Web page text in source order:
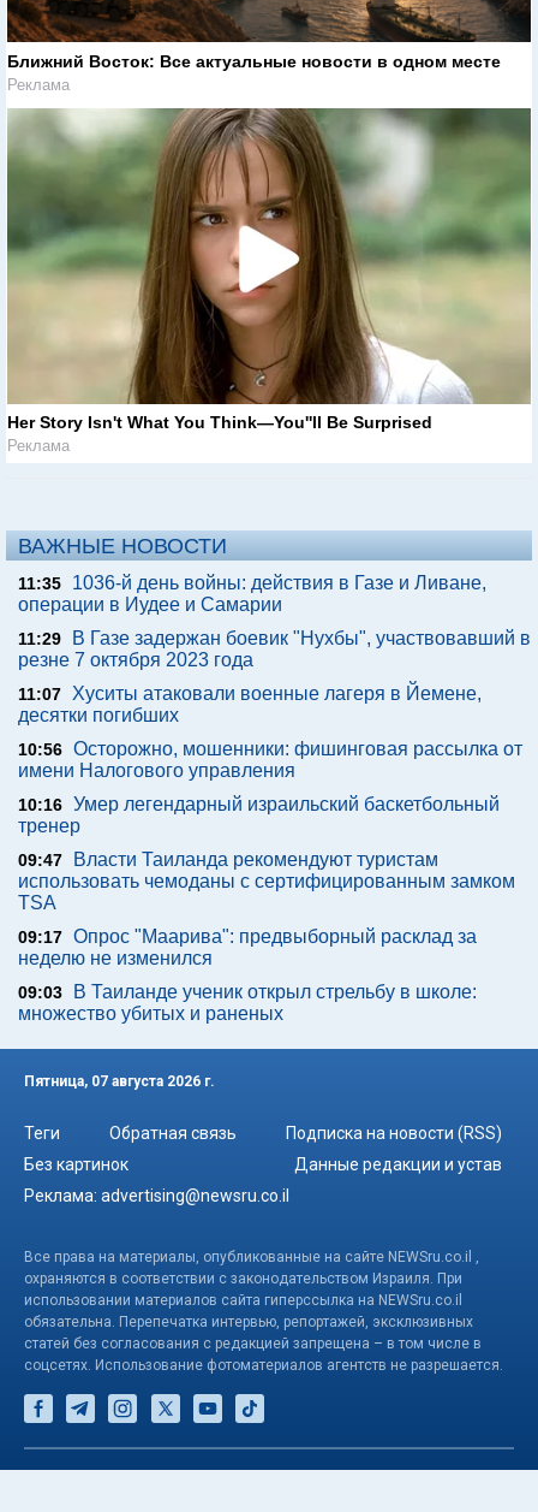
Ближний Восток: Все актуальные новости в одном месте
Реклама
Her Story Isn't What You Think—You''ll Be Surprised
Реклама
ВАЖНЫЕ НОВОСТИ
11:35
1036-й день войны: действия в Газе и Ливане,
операции в Иудее и Самарии
11:29
В Газе задержан боевик "Нухбы", участвовавший в
резне 7 октября 2023 года
11:07 Хуситы атаковали военные лагеря в Йемене,
десятки погибших
10:56 Осторожно, мошенники: фишинговая рассылка от
имени Налогового управления
10:16 Умер легендарный израильский баскетбольный
тренер
09:47
Власти Таиланда рекомендуют туристам
использовать чемоданы с сертифицированным замком
TSA
09:17 Опрос "Mаарива": предвыборный расклад за
неделю не изменился
09:03
В Таиланде ученик открыл стрельбу в школе:
множество убитых и раненых
Пятница, 07 августа 2026 г.
Теги Обратная связь
Подписка на новости (RSS)
Без картинок
Данные редакции и устав
Реклама: advertising@newsru.co.il
Все права на материалы, опубликованные на сайте NEWSru.co.il ,
охраняются в соответствии с законодательством Израиля. При
использовании материалов сайта гиперссылка на NEWSru.co.il
обязательна. Перепечатка интервью, репортажей, эксклюзивных
статей без согласования с редакцией запрещена – в том числе в
соцсетях. Использование фотоматериалов агентств не разрешается.